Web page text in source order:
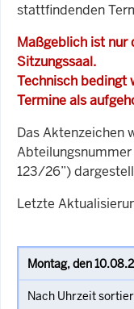
stattfindenden
Maßgeblich ist nur
Sitzungssaal.
Technisch bedingt
Termine als
Das Aktenzeichen
Abteilungsnummer
123/26”)
Letzte